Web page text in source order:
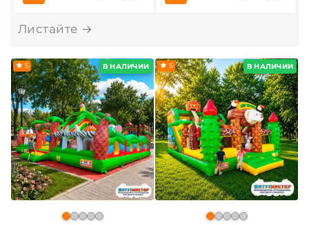
В НАЛИЧИИ
5 В НАЛИЧИИ
5